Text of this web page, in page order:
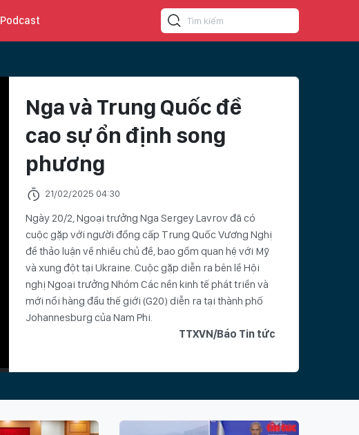
Podcast
Nga và Trung Quốc đề
cao sự ổn định song
phương
21/02/2025 04:30
Ngày 20/2, Ngoại trưởng Nga Sergey Lavrov đã có
cuộc gặp với người đồng cấp Trung Quốc Vương Nghị
để thảo luận về nhiều chủ đề, bao gồm quan hệ với Mỹ
và xung đột tại Ukraine. Cuộc gặp diễn ra bên lề Hội
nghị Ngoại trưởng Nhóm Các nền kinh tế phát triển và
mới nổi hàng đầu thế giới (G20) diễn ra tại thành phố
Johannesburg của Nam Phi.
TTXVN/Báo Tin tức
Nga Trung Quốc Ngoại trưởng